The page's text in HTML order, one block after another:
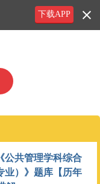
公共管理学科综合
业）》题库【历年
下载APP